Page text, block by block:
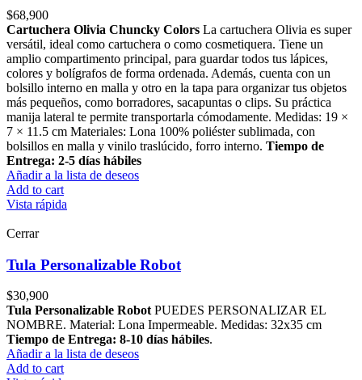
$68,900
Cartuchera Olivia Chuncky Colors La cartuchera Olivia es super
versátil, ideal como cartuchera o como cosmetiquera. Tiene un
amplio compartimento principal, para guardar todos tus lápices,
colores y bolígrafos de forma ordenada. Además, cuenta con un
bolsillo interno en malla y otro en la tapa para organizar tus objetos
más pequeños, como borradores, sacapuntas o clips. Su práctica
manija lateral te permite transportarla cómodamente. Medidas: 19 ×
7 × 11.5 cm Materiales: Lona 100% poliéster sublimada, con
bolsillos en malla y vinilo traslúcido, forro interno. Tiempo de
Entrega: 2-5 días hábiles
Añadir a la lista de deseos
Add to cart
Vista rápida
Cerrar
Tula Personalizable Robot
$30,900
Tula Personalizable Robot PUEDES PERSONALIZAR EL
NOMBRE. Material: Lona Impermeable. Medidas: 32x35 cm
Tiempo de Entrega: 8-10 días hábiles.
Añadir a la lista de deseos
Add to cart